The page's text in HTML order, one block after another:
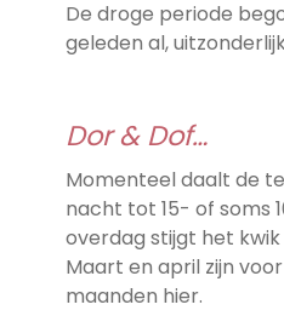
De droge periode
geleden al,
Dor & Dof…
Momenteel daalt de
nacht tot 15- of soms
overdag stijgt het
Maart en april zijn
maanden hier.